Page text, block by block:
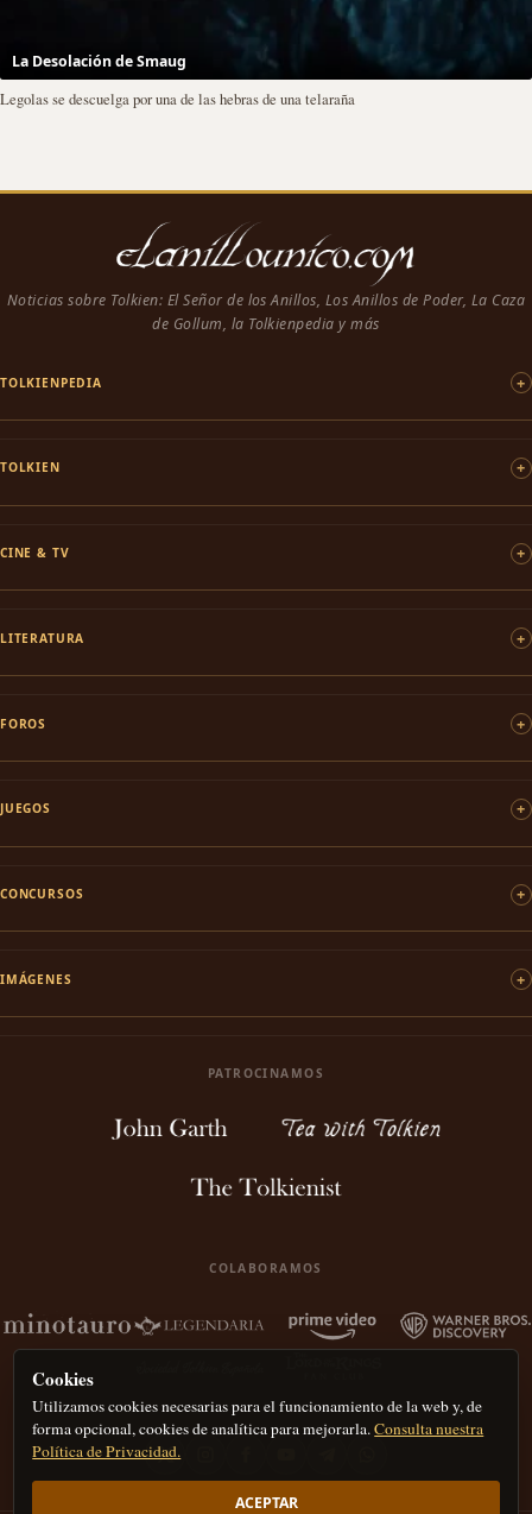
La Desolación de Smaug
Legolas se descuelga por una de las hebras de una telaraña
Noticias sobre Tolkien: El Señor de los Anillos, Los Anillos de Poder, La Caza
de Gollum, la Tolkienpedia y más
TOLKIENPEDIA
TOLKIEN
CINE & TV
LITERATURA
FOROS
JUEGOS
CONCURSOS
IMÁGENES
PATROCINAMOS
COLABORAMOS
Cookies
Utilizamos cookies necesarias para el funcionamiento de la web y, de
forma opcional, cookies de analítica para mejorarla.Consulta nuestra
Política de Privacidad.
ACEPTAR